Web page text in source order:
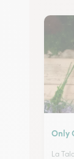
Only
La